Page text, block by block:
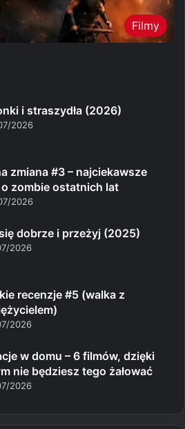
Filmy
i straszydła (2026)
2026
zmiana #3 – najciekawsze
zombie ostatnich lat
2026
dobrze i przeżyj (2025)
2026
recenzje #5 (walka z
2026
w domu – 6 filmów, dzięki
nie będziesz tego żałować
2026